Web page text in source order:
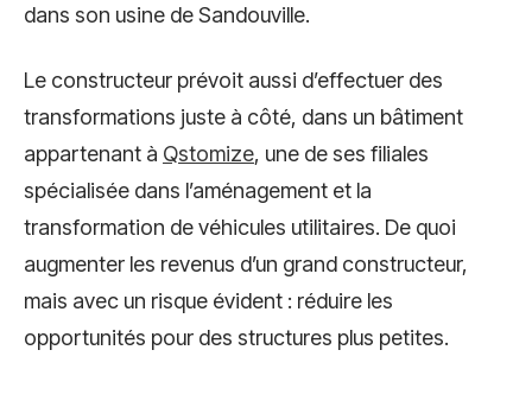
dans son usine de Sandouville.
Le constructeur prévoit aussi d’effectuer des
transformations juste à côté, dans un bâtiment
appartenant à Qstomize, une de ses filiales
spécialisée dans l’aménagement et la
transformation de véhicules utilitaires. De quoi
augmenter les revenus d’un grand constructeur,
mais avec un risque évident : réduire les
opportunités pour des structures plus petites.